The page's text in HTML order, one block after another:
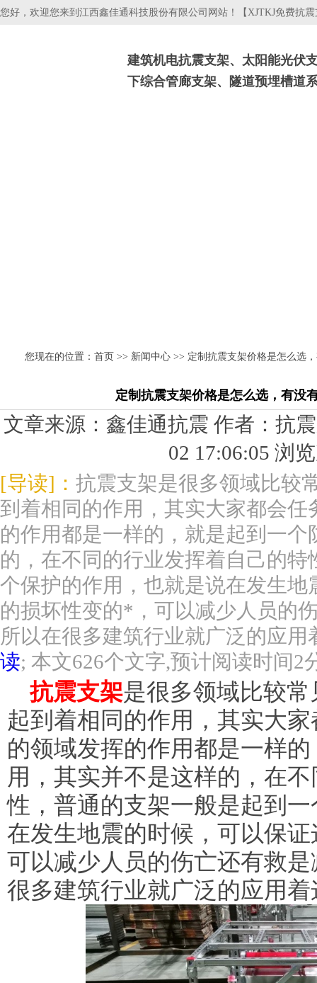
您好，欢迎您来到江西鑫佳通科技股份有限公司网站！【XJTKJ免费抗
建筑机电抗震支架、太阳能光伏
下综合管廊支架、隧道预埋槽道
您现在的位置： 首页 >> 新闻中心 >> 定制抗震支架价格是怎么选
定制抗震支架价格是怎么选，有没
文章来源：鑫佳通抗震 作者：抗
02 17:06:05 浏
[导读]： 抗震支架是很多领域比较
到着相同的作用，其实大家都会
的作用都是一样的，就是起到一
的，在不同的行业发挥着自己的
个保护的作用，也就是说在发生
的损坏性变的*，可以减少人员的
所以在很多建筑行业就广泛的应用
读; 本文626个文字,预计阅读时间2
抗震支架是很多领域比较
起到着相同的作用，其实大
的领域发挥的作用都是一样
用，其实并不是这样的，在
性，普通的支架一般是起到
在发生地震的时候，可以保
可以减少人员的伤亡还有救
很多建筑行业就广泛的应用